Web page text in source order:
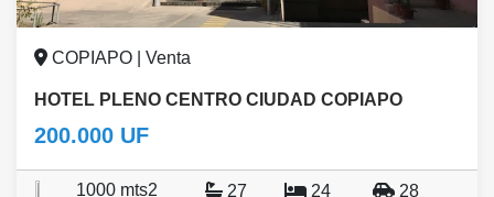
COPIAPO | Venta
HOTEL PLENO CENTRO CIUDAD COPIAPO
200.000 UF
1000 mts2 27 24 28